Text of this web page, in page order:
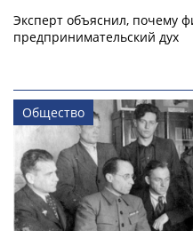
Эксперт объяснил, почему
предпринимательский дух
Общество